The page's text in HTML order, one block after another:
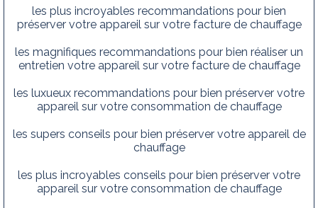
les plus incroyables recommandations pour bien
préserver votre appareil sur votre facture de chauffage
les magnifiques recommandations pour bien réaliser un
entretien votre appareil sur votre facture de chauffage
les luxueux recommandations pour bien préserver votre
appareil sur votre consommation de chauffage
les supers conseils pour bien préserver votre appareil de
chauffage
les plus incroyables conseils pour bien préserver votre
appareil sur votre consommation de chauffage